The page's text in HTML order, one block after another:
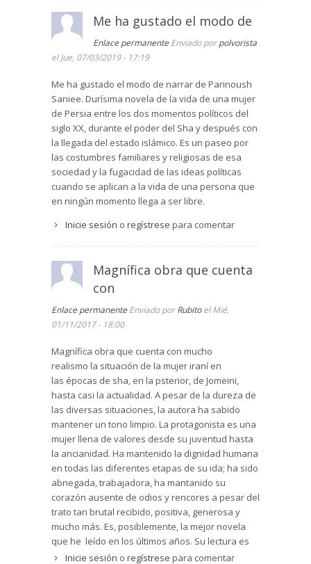
prepararse para el matrimonio.
Afortunadamente Hamid, militante del Partido
Comunista, tiene una mentalidad amplia y anima
a su esposa a que se matricule en la
Universidad. Masumeh estudiará Literatura
persa, a pesar de la dificultad que le suponen
sus tres hijos y no contar con la ayuda de Hamid,
dedicado a la política en la clandestinidad.
En tiempos del Sah Hamid ha pasado cuatro
años en la cárcel, pero con el Gobierno islámico
es ejecutado. Masumeh tiene que ponerse a
trabajar en una oficina para sacar a sus hijos
adelante. Resulta conmovedor leer como éstos,
a pesar de su corta edad, suponen un apoyo
para su madre, pero también condicionan su
futuro.
La fe de Masumeh es auténtica. En los
momentos difíciles su oración es fervorosa, y
resuelven el agradecimiento también lo es. Por el
contrario su hermano mayor -Mahmud- luce
creyente y tacha a los demás de ateos, pero se
ha enriquecido comerciando con productos
subvencionados por el Gobierno. La autora no
deja de subrayar esta contradicción y deja claro
que hay una religión auténtica y otra
hipócrita, meramente exterior o de las formas.
El mundo islámico ha sido fértil en poetas. En sus
malos momentos Masumeh recurre a sus poetas
favoritos. Su amigo, el señor Shirzadi, un hombre
amargado por la situación en Irán, libera sus
frustraciones escribiendo poesía. La literatura -y
en concreto la poesía- constituye un camino de
liberación para la mente cuando las
circunstancias exteriores impiden otro tipo de
no le resta dolor e incomprensión. Pero junto a
eso, se palpa la pobreza espiritual del mundo
islámico, incluso cuando se trata de personas
muy religiosas.Leer artículo >>
Me ha gustado el modo de
Enlace permanente Enviado porpolvorista
el Jue, 07/03/2019 - 17:19
Me ha gustado el modo de narrar de Parinoush
Saniee. Durísima novela de la vida de una mujer
de Persia entre los dos momentos políticos del
siglo XX, durante el poder del Sha y después con
la llegada del estado islámico. Es un paseo por
las costumbres familiares y religiosas de esa
sociedad y la fugacidad de las ideas políticas
cuando se aplican a la vida de una persona que
en ningún momento llega a ser libre.
Inicie sesión o regístrese para comentar
Magnífica obra que cuenta
con
Enlace permanente Enviado porRubitoel Mié,
01/11/2017 - 18:00
Magnífica obra que cuenta con mucho
realismo la situación de la mujer iraní en
las épocas de sha, en la psterior, de Jomeini,
hasta casi la actualidad. A pesar de la dureza de
las diversas situaciones, la autora ha sabido
mantener un tono limpio. La protagonista es una
mujer llena de valores desde su juventud hasta
la ancianidad. Ha mantenido la dignidad humana
en todas las diferentes etapas de su ida; ha sido
abnegada, trabajadora, ha mantanido su
corazón ausente de odios y rencores a pesar del
trato tan brutal recibido, positiva, generosa y
mucho más. Es, posiblemente, la mejor novela
que he leído en los últimos años. Su lectura es
"adictiva" ya que es difícil dejarla pues las
Inicie sesión o regístrese para comentar